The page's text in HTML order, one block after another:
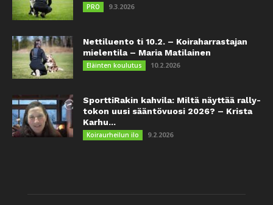
PRO 9.3.2026
Nettiluento ti 10.2. – Koiraharrastajan
mielentila – Maria Matilainen
Eläinten koulutus 10.2.2026
SporttiRakin kahvila: Miltä näyttää rally-
tokon uusi sääntövuosi 2026? – Krista
Karhu...
Koiraurheilun ilo 9.2.2026